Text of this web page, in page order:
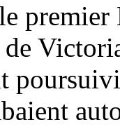
premier